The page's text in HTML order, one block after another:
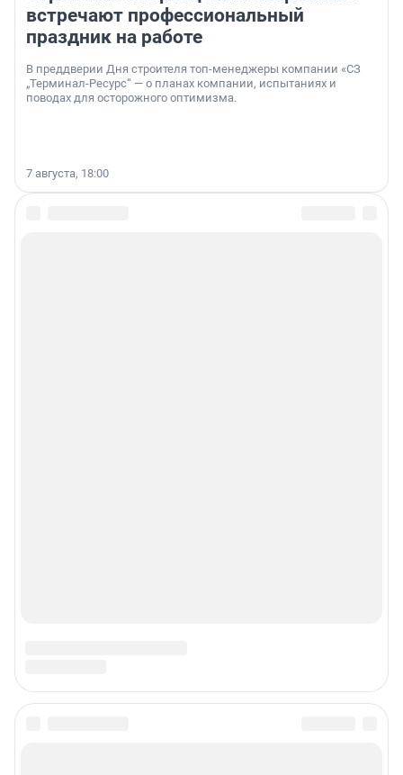
встречают профессиональный
праздник на работе
В преддверии Дня строителя топ-менеджеры компании «СЗ
„Терминал-Ресурс“ — о планах компании, испытаниях и
поводах для осторожного оптимизма.
7 августа, 18:00